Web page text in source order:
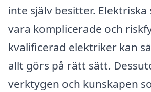
inte själv besitter. Elektriska
vara komplicerade och
kvalificerad elektriker kan
allt görs på rätt sätt.
verktygen och kunskapen